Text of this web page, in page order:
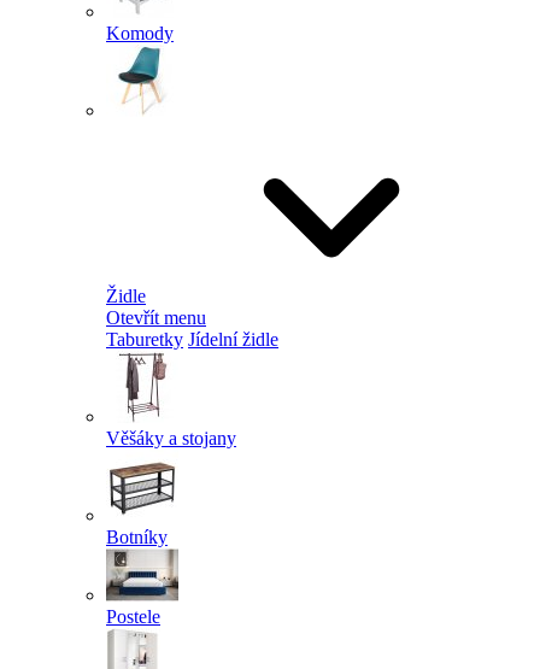
Komody
Židle
Otevřít menu
Taburetky Jídelní židle
Věšáky a stojany
Botníky
Postele